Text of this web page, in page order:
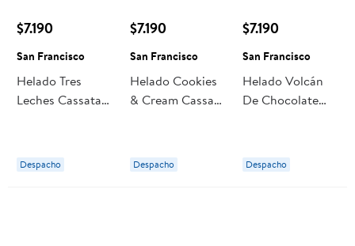
$7.190
San Francisco
Helado Tres
Leches Cassata 1
Despacho
$7.190
San Francisco
Helado Cookies
& Cream Cassata
Despacho
$7.190
San Francisco
Helado Volcán
De Chocolate
Despacho